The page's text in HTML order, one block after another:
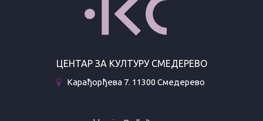
ЦЕНТАР ЗА КУЛТУРУ СМЕДЕРЕВО
Карађорђева 7. 11300 Смедерево